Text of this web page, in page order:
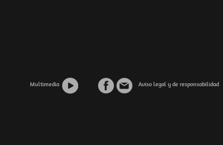
Multimedia Aviso legal y de responsabilidad